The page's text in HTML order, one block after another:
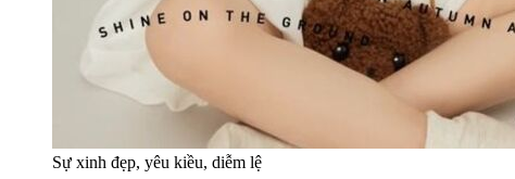
Sự xinh đẹp, yêu kiều, diễm lệ